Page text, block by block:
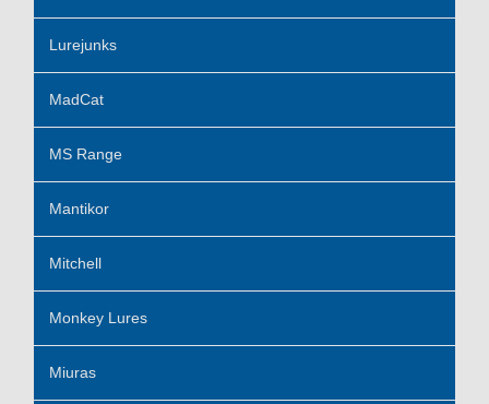
Lurejunks
MadCat
MS Range
Mantikor
Mitchell
Monkey Lures
Miuras